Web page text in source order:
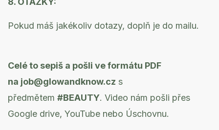
Pokud máš jakékoliv dotazy, doplň je do mailu.
Celé to sepiš a pošli ve formátu PDF
na job@glowandknow.cz s
předmětem #BEAUTY. Video nám pošli přes
Google drive, YouTube nebo Úschovnu.